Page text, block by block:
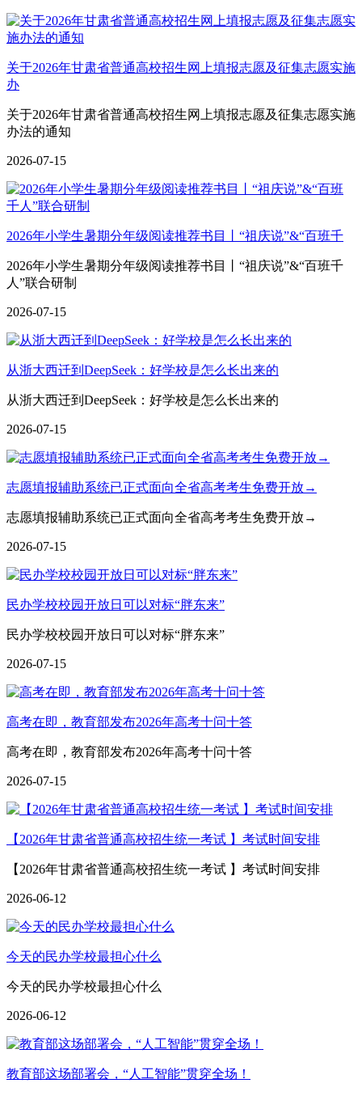
关于2026年甘肃省普通高校招生网上填报志愿及征集志愿实施
办
关于2026年甘肃省普通高校招生网上填报志愿及征集志愿实施
办法的通知
2026-07-15
2026年小学生暑期分年级阅读推荐书目丨“祖庆说”&“百班千
2026年小学生暑期分年级阅读推荐书目丨“祖庆说”&“百班千
人”联合研制
2026-07-15
从浙大西迁到DeepSeek：好学校是怎么长出来的
从浙大西迁到DeepSeek：好学校是怎么长出来的
2026-07-15
志愿填报辅助系统已正式面向全省高考考生免费开放→
志愿填报辅助系统已正式面向全省高考考生免费开放→
2026-07-15
民办学校校园开放日可以对标“胖东来”
民办学校校园开放日可以对标“胖东来”
2026-07-15
高考在即，教育部发布2026年高考十问十答
高考在即，教育部发布2026年高考十问十答
2026-07-15
【2026年甘肃省普通高校招生统一考试 】考试时间安排
【2026年甘肃省普通高校招生统一考试 】考试时间安排
2026-06-12
今天的民办学校最担心什么
今天的民办学校最担心什么
2026-06-12
教育部这场部署会，“人工智能”贯穿全场！